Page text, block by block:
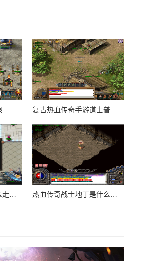
复古热血传奇手游道士普攻怎么调
复古传奇赤月恶魔怎么走图解 热血传奇战士地丁是什么技能的装备